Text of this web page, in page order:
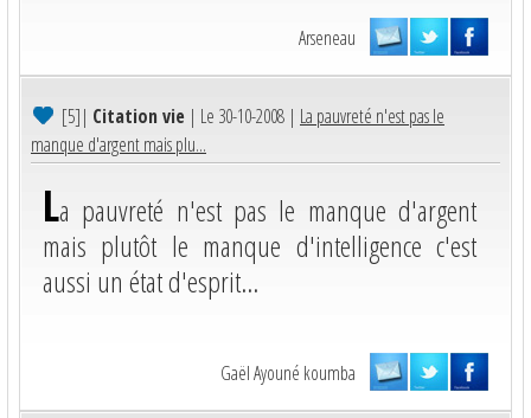
Arseneau
[5]| Citation vie | Le 30-10-2008 | La pauvreté n'est pas le
manque d'argent mais plu...
La pauvreté n'est pas le manque d'argent
mais plutôt le manque d'intelligence c'est
aussi un état d'esprit...
Gaël Ayouné koumba